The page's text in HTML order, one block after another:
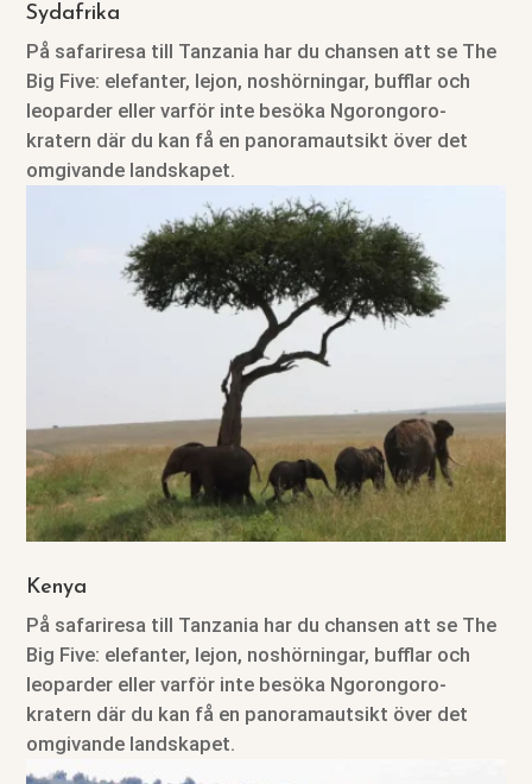
Sydafrika
På safariresa till Tanzania har du chansen att se The
Big Five: elefanter, lejon, noshörningar, bufflar och
leoparder eller varför inte besöka Ngorongoro-
kratern där du kan få en panoramautsikt över det
omgivande landskapet.
Kenya
På safariresa till Tanzania har du chansen att se The
Big Five: elefanter, lejon, noshörningar, bufflar och
leoparder eller varför inte besöka Ngorongoro-
kratern där du kan få en panoramautsikt över det
omgivande landskapet.